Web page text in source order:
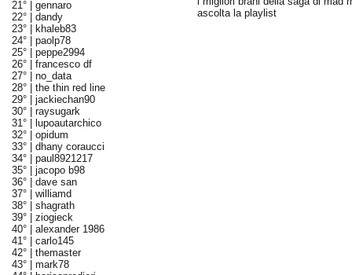
21° | gennaro
22° | dandy
23° |
khaleb83
24° | paolp78
25° | peppe2994
26° | francesco df
27° | no_data
28° | the thin red line
29° | jackiechan90
30° | raysugark
31° |
lupoautarchico
32° | opidum
33° | dhany coraucci
34° | paul8921217
35° | jacopo b98
36° | dave san
37° | williamd
38° | shagrath
39° | ziogieck
40° | alexander 1986
41° | carlo145
42° | themaster
43° | mark78
ascolta la playlist